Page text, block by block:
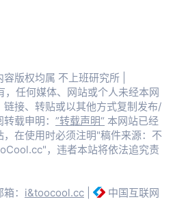
版权均属 不上班研究所 |
任何媒体、网站或个人未经本网
链接、转贴或以其他方式复制发布/
载申明： ”转载声明“ 本网站已经
在使用时必须注明"稿件来源：不
，违者本站将依法追究责
： i&toocool.cc
中国互联网